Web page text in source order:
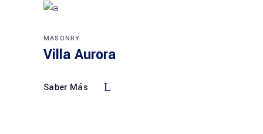
MASONRY
Villa Aurora
Saber Más